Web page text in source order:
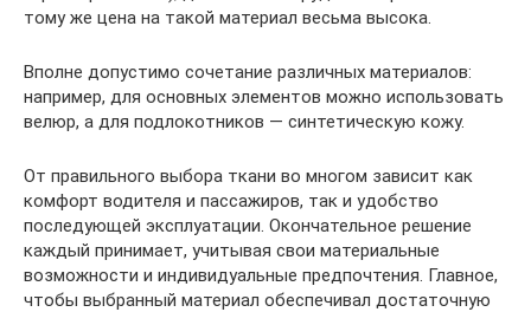
тому же цена на такой материал весьма высока.
Вполне допустимо сочетание различных материалов:
например, для основных элементов можно использовать
велюр, а для подлокотников — синтетическую кожу.
От правильного выбора ткани во многом зависит как
комфорт водителя и пассажиров, так и удобство
последующей эксплуатации. Окончательное решение
каждый принимает, учитывая свои материальные
возможности и индивидуальные предпочтения. Главное,
чтобы выбранный материал обеспечивал достаточную